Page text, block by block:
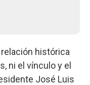
histórica
ni el vínculo y el
José Luis